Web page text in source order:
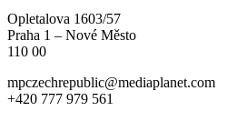
Opletalova 1603/57
Praha 1 – Nové Město
110 00
mpczechrepublic@mediaplanet.com
+420 777 979 561